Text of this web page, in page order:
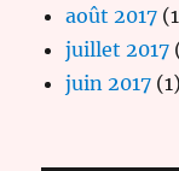
août 2017
juillet 2017
juin 2017 (1)